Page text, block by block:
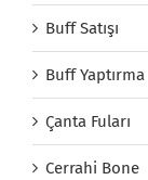
Buff Satışı
Buff Yaptırma
Çanta Fuları
Cerrahi Bone